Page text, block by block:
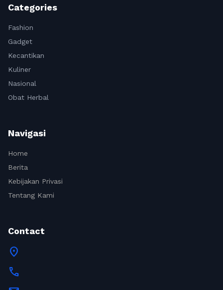
Categories
Fashion
Gadget
Kecantikan
Kuliner
Nasional
Obat Herbal
Navigasi
Home
Berita
Kebijakan Privasi
Tentang Kami
Contact
location_on
call